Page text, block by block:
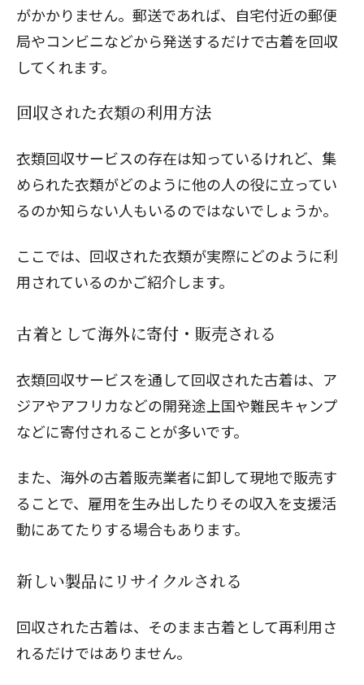
がかかりません。郵送であれば、自宅付近の郵便
局やコンビニなどから発送するだけで古着を回収
してくれます。
回収された衣類の利用方法
衣類回収サービスの存在は知っているけれど、集
められた衣類がどのように他の人の役に立ってい
るのか知らない人もいるのではないでしょうか。
ここでは、回収された衣類が実際にどのように利
用されているのかご紹介します。
古着として海外に寄付・販売される
衣類回収サービスを通して回収された古着は、ア
ジアやアフリカなどの開発途上国や難民キャンプ
などに寄付されることが多いです。
また、海外の古着販売業者に卸して現地で販売す
ることで、雇用を生み出したりその収入を支援活
動にあてたりする場合もあります。
新しい製品にリサイクルされる
回収された古着は、そのまま古着として再利用さ
れるだけではありません。